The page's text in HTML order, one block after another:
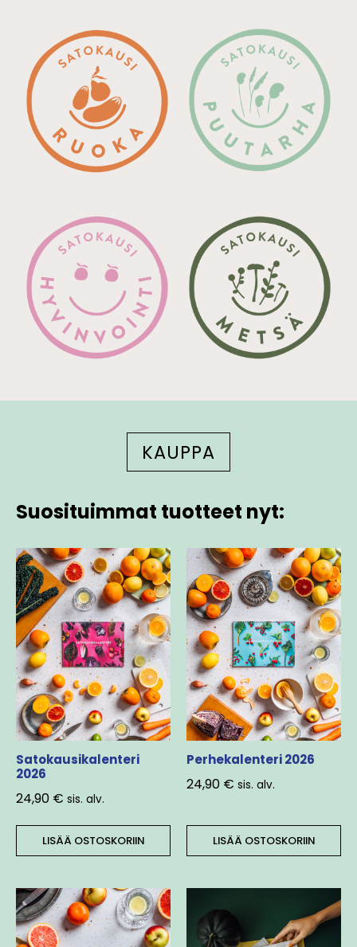
KAUPPA
Suosituimmat tuotteet nyt:
Satokausikalenteri
2026
24,90 € sis. alv.
LISÄÄ OSTOSKORIIN
Perhekalenteri 2026
24,90 € sis. alv.
LISÄÄ OSTOSKORIIN